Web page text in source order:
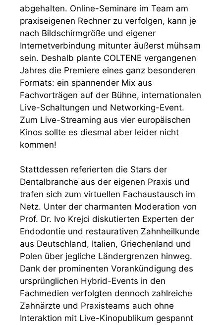
abgehalten. Online-Seminare im Team am
praxiseigenen Rechner zu verfolgen, kann je
nach Bildschirmgröße und eigener
Internetverbindung mitunter äußerst mühsam
sein. Deshalb plante COLTENE vergangenen
Jahres die Premiere eines ganz besonderen
Formats: ein spannender Mix aus
Fachvorträgen auf der Bühne, internationalen
Live-Schaltungen und Networking-Event.
Zum Live-Streaming aus vier europäischen
Kinos sollte es diesmal aber leider nicht
kommen!
Stattdessen referierten die Stars der
Dentalbranche aus der eigenen Praxis und
trafen sich zum virtuellen Fachaustausch im
Netz. Unter der charmanten Moderation von
Prof. Dr. Ivo Krejci diskutierten Experten der
Endodontie und restaurativen Zahnheilkunde
aus Deutschland, Italien, Griechenland und
Polen über jegliche Ländergrenzen hinweg.
Dank der prominenten Vorankündigung des
ursprünglichen Hybrid-Events in den
Fachmedien verfolgten dennoch zahlreiche
Zahnärzte und Praxisteams auch ohne
Interaktion mit Live-Kinopublikum gespannt